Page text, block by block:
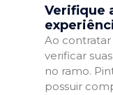
Verifique
Ao
verificar
no ramo.
possuir